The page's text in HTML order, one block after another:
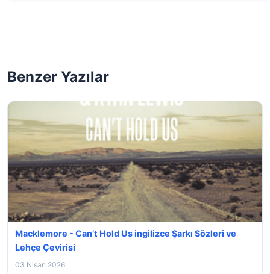
Benzer Yazılar
Macklemore - Can’t Hold Us ingilizce Şarkı Sözleri ve
Lehçe Çevirisi
03 Nisan 2026